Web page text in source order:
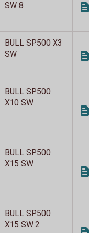
SW 8
BULL SP500 X3
SW
BULL SP500
X10 SW
BULL SP500
X15 SW
BULL SP500
X15 SW 2